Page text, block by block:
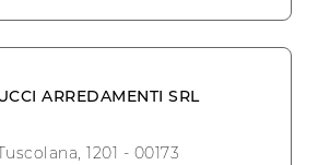
ARREDAMENTI SRL
1201 - 00173